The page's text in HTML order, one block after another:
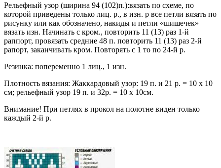
Рельефный узор (ширина 94 (102)п.):вязать по схеме, по
которой приведены только лиц. р., в изн. р все петли вязать по
рисунку или как обозначено, накиды и петли «шишечек»
вязать изн. Начинать с кром., повторить 11 (13) раз 1-й
раппорт, провязать средние 48 п. повторить 11 (13) раз 2-й
рапорт, заканчивать кром. Повторять с 1 то по 24-й р.
Резинка: попеременно 1 лиц., 1 изн.
Плотность вязания: Жаккардовый узор: 19 п. и 21 р. = 10 x 10
см; рельефный узор 19 п. и 32р. = 10 х 10см.
Внимание! При петлях в прокол на полотне виден только
каждый 2-й р.